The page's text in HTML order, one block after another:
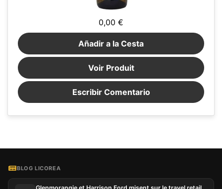
0,00 €
Añadir a la Cesta
Voir Produit
Escribir Comentario
BLOG LICOREA